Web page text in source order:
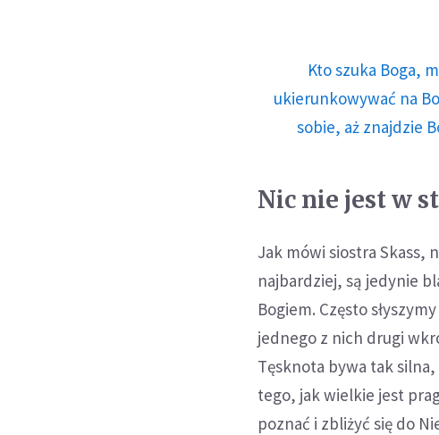
Kto szuka Boga,
ukierunkowywać na
sobie, aż znajdzie
Nic nie jest w
Jak mówi siostra Skass,
najbardziej, są jedynie
Bogiem. Często
jednego z nich drugi
Tęsknota bywa tak
tego, jak wielkie jest
poznać i zbliżyć się do